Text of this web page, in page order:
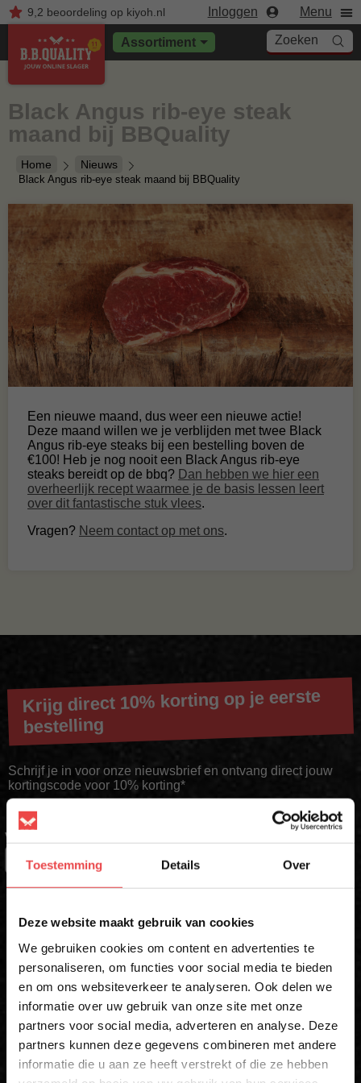
Toestemming Details Over
Deze website maakt gebruik van cookies
We gebruiken cookies om content en advertenties te
personaliseren, om functies voor social media te bieden
en om ons websiteverkeer te analyseren. Ook delen we
informatie over uw gebruik van onze site met onze
partners voor social media, adverteren en analyse. Deze
partners kunnen deze gegevens combineren met andere
informatie die u aan ze heeft verstrekt of die ze hebben
9,2 beoordelingop kiyoh.nl Inloggen Menu
Assortiment Zoeken
Home Nieuws
Black Angus rib-eye steak maand bij BBQuality
Black Angus rib-eye steak
maand bij BBQuality
Een nieuwe maand, dus weer een nieuwe actie!
Deze maand willen we je verblijden met twee Black
Angus rib-eye steaks bij een bestelling boven de
€100! Heb je nog nooit een Black Angus rib-eye
steaks bereidt op de bbq? Dan hebben we hier een
overheerlijk recept waarmee je de basis lessen leert
over dit fantastische stuk vlees.
Vragen? Neem contact op met ons.
10% korting op je
eerste bestelling*
Schrijf je in voor onze nieuwsbrief en ontvang direct
10% korting op jouw eerste bestelling.
Krijg direct 10% korting op je eerste
bestelling
Schrijf je in voor onze nieuwsbrief en ontvang direct jouw
kortingscode voor 10% korting*
VOORNAAM
E-MAIL*
Schrijf mij in